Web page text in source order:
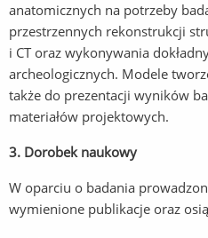
anatomicznych na potrzeby
przestrzennych rekonstrukcji
i CT oraz wykonywania
archeologicznych. Modele
także do prezentacji wyników
materiałów projektowych.
3. Dorobek naukowy
W oparciu o badania
wymienione publikacje oraz